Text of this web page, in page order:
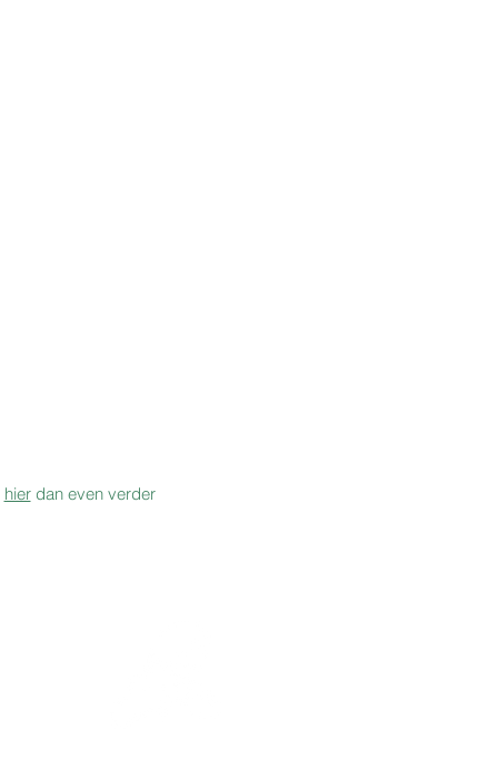
hierdan even verder